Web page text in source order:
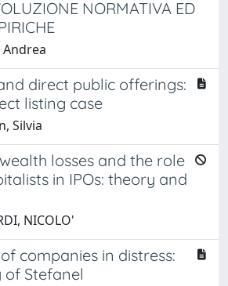
NORMATIVA ED
Andrea
direct public offerings:
listing case
Silvia
losses and the role
in IPOs: theory and
NICOLO'
companies in distress:
of Stefanel